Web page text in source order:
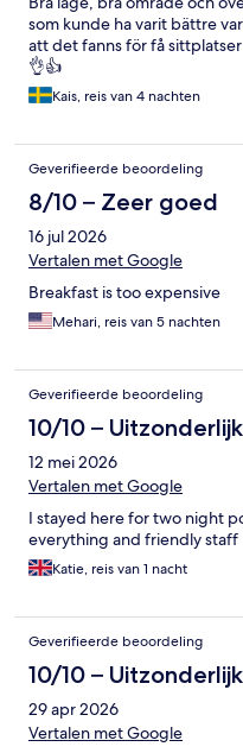
som kunde ha varit bättre
att det fanns för få
👌👍
Kais, reis van 4 nachten
Geverifieerde beoordeling
8/10 – Zeer goed
16 jul 2026
Vertalen met Google
Breakfast is too expensive
Mehari, reis van 5 nachten
Geverifieerde beoordeling
10/10 – Uitzonderlijk
12 mei 2026
Vertalen met Google
I stayed here for two night
everything and friendly staff
Katie, reis van 1 nacht
Geverifieerde beoordeling
10/10 – Uitzonderlijk
29 apr 2026
Vertalen met Google